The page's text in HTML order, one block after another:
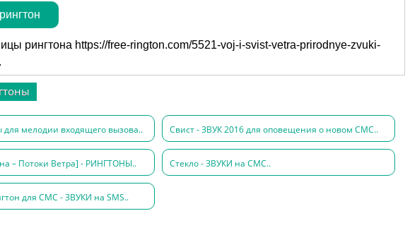
рингтона https://free-rington.com/5521-voj-i-svist-vetra-prirodnye-zvuki-
.
для мелодии входящего вызова.. Свист - ЗВУК 2016 для оповещения о новом СМС..
– Потоки Ветра] - РИНГТОНЫ.. Стекло - ЗВУКИ на СМС..
для СМС - ЗВУКИ на SMS..